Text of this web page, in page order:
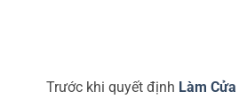
Trước khi quyết định Làm